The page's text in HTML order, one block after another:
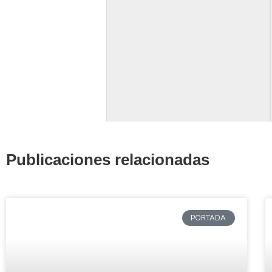
Publicaciones relacionadas
PORTADA